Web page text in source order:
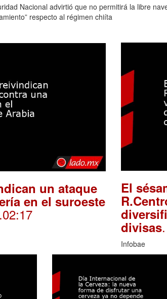
Nacional advirtió que no permitirá la libre
respecto al régimen chiíta
un ataque
en el suroeste
.02:17
El
divisas
Infobae